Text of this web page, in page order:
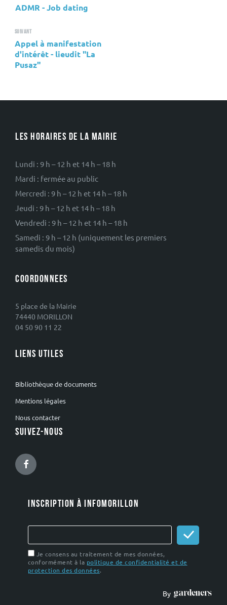
ADMR - Job dating
Suivant
Appel à manifestation
d'intérêt - lieudit "La
Pusaz"
LES HORAIRES DE LA MAIRIE
Lundi : 9 h – 12 h et 14 h – 18 h
Mardi : fermée au public
Mercredi : 9 h – 12 h et 14 h – 18 h
Jeudi : 9 h – 12 h et 14 h – 18 h
Vendredi : 9 h – 12 h et 14 h – 18 h
Samedi : 9 h – 12 h (uniquement les premiers
samedis du mois)
COORDONNEES
5 place de la Mairie
74440 MORILLON
04 50 90 11 22
LIENS UTILES
Bibliothèque de documents
Mentions légales
Nous contacter
SUIVEZ-NOUS
Facebook
INSCRIPTION À INFOMORILLON
Je consens au traitement de mes données,
conformément à la politique de confidentialité et de
protection des données.
By